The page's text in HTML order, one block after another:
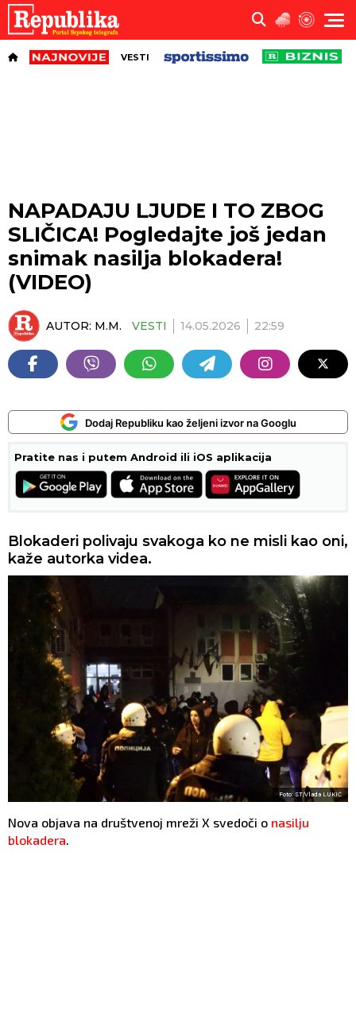
VESTI
NAPADAJU LJUDE I TO ZBOG
SLIČICA! Pogledajte još jedan
snimak nasilja blokadera!
(VIDEO)
AUTOR: M.M. VESTI 14.05.2026 22:59
Dodaj Republiku kao željeni izvor na Googlu
Pratite nas i putem Android ili iOS aplikacija
Blokaderi polivaju svakoga ko ne misli kao oni,
kaže autorka videa.
Foto: ST/Vlada LUKIĆ
Nova objava na društvenoj mreži X svedoči o nasilju
blokadera.